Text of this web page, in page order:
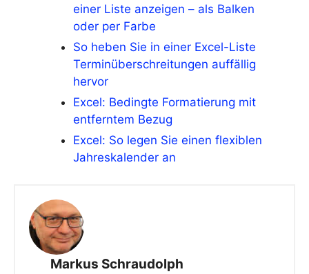
einer Liste anzeigen – als Balken
oder per Farbe
So heben Sie in einer Excel-Liste
Terminüberschreitungen auffällig
hervor
Excel: Bedingte Formatierung mit
entferntem Bezug
Excel: So legen Sie einen flexiblen
Jahreskalender an
Markus Schraudolph